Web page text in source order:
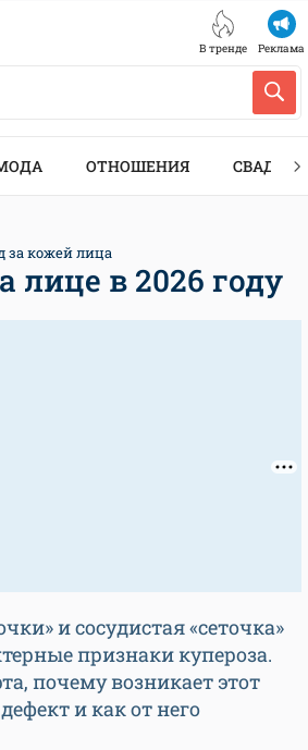
В тренде Реклама
ОТНОШЕНИЯ СВАДЬБА
за кожей лица
лице в 2026 году
и сосудистая «сеточка»
признаки купероза.
почему возникает этот
и как от него